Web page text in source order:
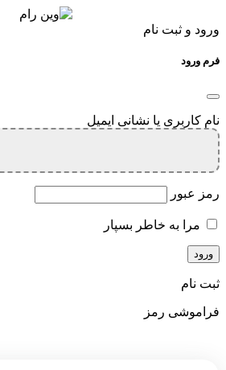
ورود و ثبت نام
فرم ورود
نام کاربری یا نشانی ایمیل
رمز عبور
مرا به خاطر بسپار
ثبت نام
فراموشی رمز